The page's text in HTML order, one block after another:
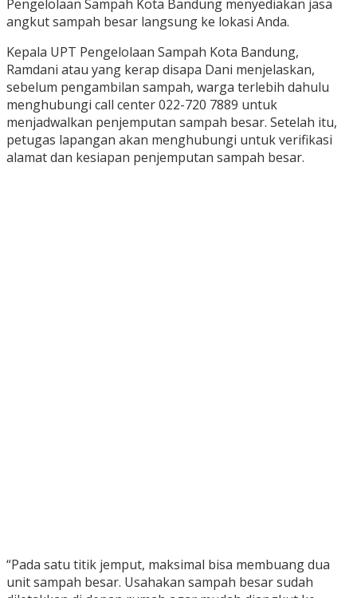
Pengelolaan Sampah Kota Bandung menyediakan jasa
angkut sampah besar langsung ke lokasi Anda.
Kepala UPT Pengelolaan Sampah Kota Bandung,
Ramdani atau yang kerap disapa Dani menjelaskan,
sebelum pengambilan sampah, warga terlebih dahulu
menghubungi call center 022-720 7889 untuk
menjadwalkan penjemputan sampah besar. Setelah itu,
petugas lapangan akan menghubungi untuk verifikasi
alamat dan kesiapan penjemputan sampah besar.
“Pada satu titik jemput, maksimal bisa membuang dua
unit sampah besar. Usahakan sampah besar sudah